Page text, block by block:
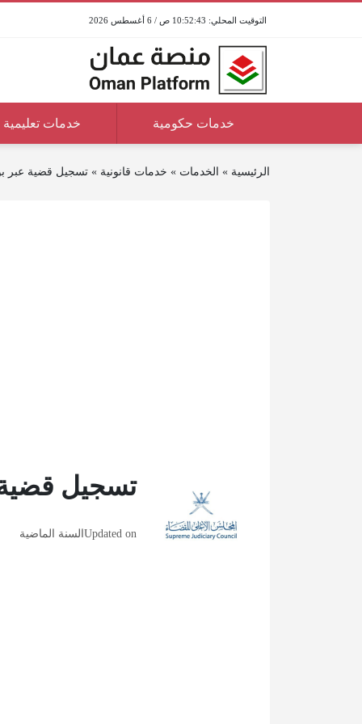
10:52:43 ص / 6 أغسطس 2026
خدمات حكومية خدمات تعليمية
الرئيسية » الخدمات » خدمات قانونية »تسجيل قضية عبر
تسجيل قضية
Updated onالسنة الماضية